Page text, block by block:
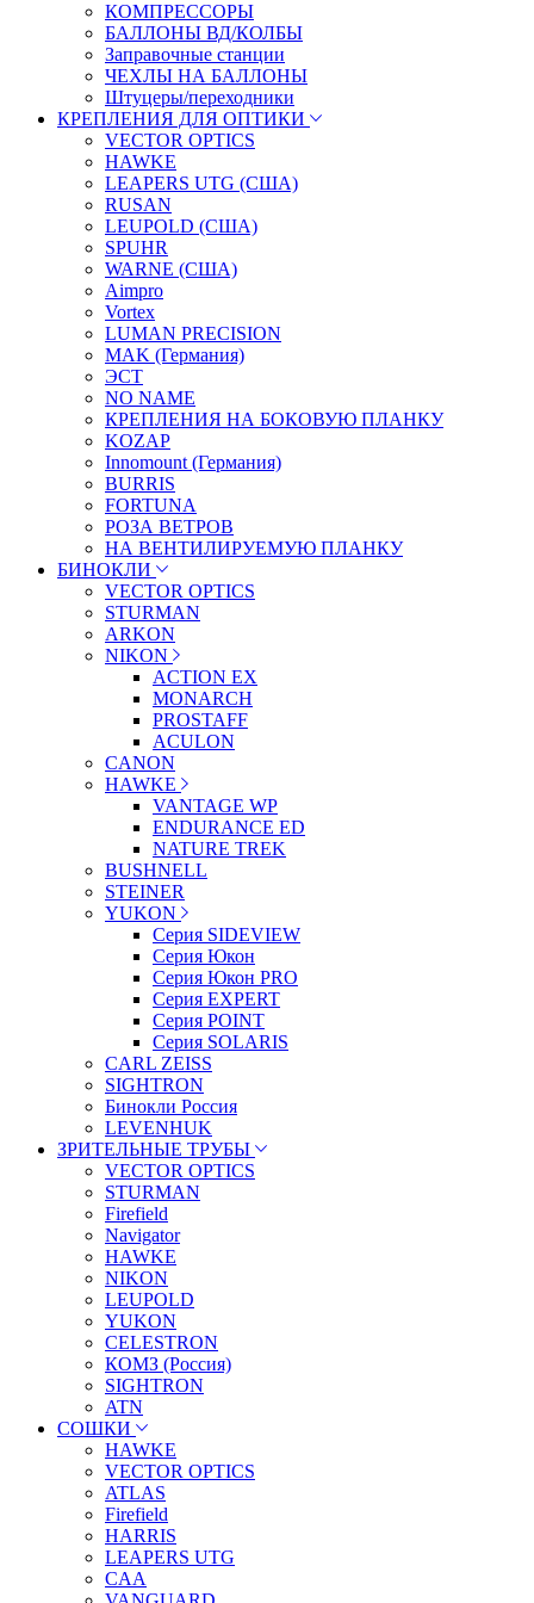
КОМПРЕССОРЫ
БАЛЛОНЫ ВД/КОЛБЫ
Заправочные станции
ЧЕХЛЫ НА БАЛЛОНЫ
Штуцеры/переходники
КРЕПЛЕНИЯ ДЛЯ ОПТИКИ
VECTOR OPTICS
HAWKE
LEAPERS UTG (США)
RUSAN
LEUPOLD (США)
SPUHR
WARNE (США)
Aimpro
Vortex
LUMAN PRECISION
MAK (Германия)
ЭСТ
NO NAME
КРЕПЛЕНИЯ НА БОКОВУЮ ПЛАНКУ
KOZAP
Innomount (Германия)
BURRIS
FORTUNA
РОЗА ВЕТРОВ
НА ВЕНТИЛИРУЕМУЮ ПЛАНКУ
БИНОКЛИ
VECTOR OPTICS
STURMAN
ARKON
NIKON
ACTION EX
MONARCH
PROSTAFF
ACULON
CANON
HAWKE
VANTAGE WP
ENDURANCE ED
NATURE TREK
BUSHNELL
STEINER
YUKON
Серия SIDEVIEW
Серия Юкон
Серия Юкон PRO
Серия EXPERT
Серия POINT
Серия SOLARIS
CARL ZEISS
SIGHTRON
Бинокли Россия
LEVENHUK
ЗРИТЕЛЬНЫЕ ТРУБЫ
VECTOR OPTICS
STURMAN
Firefield
Navigator
HAWKE
NIKON
LEUPOLD
YUKON
CELESTRON
КОМЗ (Россия)
SIGHTRON
ATN
СОШКИ
HAWKE
VECTOR OPTICS
ATLAS
Firefield
HARRIS
LEAPERS UTG
CAA